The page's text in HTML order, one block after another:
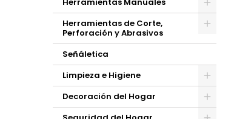
Herramientas de Corte,
Perforación y Abrasivos
Señáletica
Limpieza e Higiene
Decoración del Hogar